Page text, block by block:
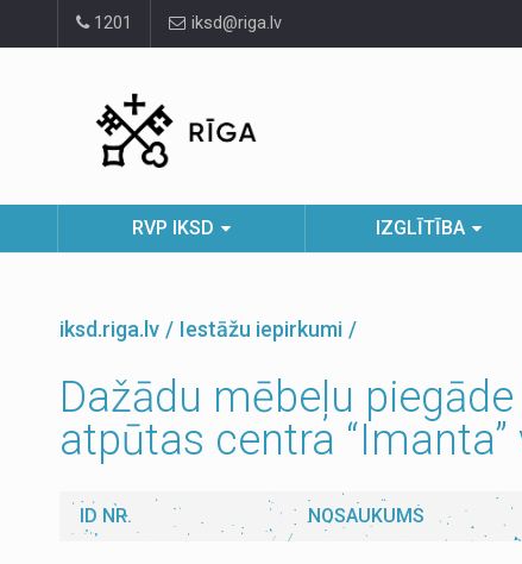
1201 iksd@riga.lv
RVP IKSD IZGLĪTĪBA
iksd.riga.lv Iestāžu iepirkumi
Dažādu mēbeļu
atpūtas centra
ID NR. NOSAUKUMS